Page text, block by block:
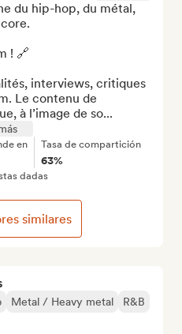
Metal / Heavy metal
R&B
du hip-hop, du métal,
! 🔗
interviews, critiques
Le contenu de
à l’image de so...
en Tasa de compartición
63%
dadas
similares